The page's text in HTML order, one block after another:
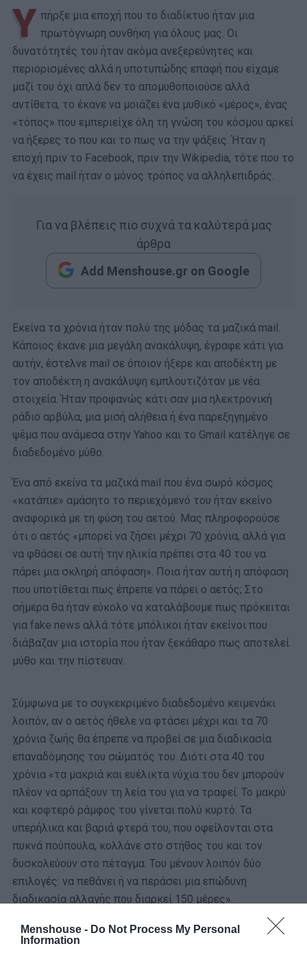
Menshouse - Do Not Process My Personal
Information
Υ πήρξε μια εποχή που το διαδίκτυο ήταν μια
πρωτόγνωρη συνθήκη για όλους μας. Οι
δυνατότητές του ήταν ακόμα ανεξερεύνητες και
περιορισμένες αλλά η υποτυπώδης επαφή που είχαμε
μαζί του όχι απλά δεν το απομυθοποιούσε αλλά
αντίθετα, το έκανε να μοιάζει ένα μυθικό «μέρος», ένας
«τόπος» που εμπεριείχε όλη τη γνώση του κόσμου αρκεί
να ήξερες το που και το πως να την ψάξεις. Ήταν η
εποχή πριν το Facebook, πριν την Wikipedia, τότε που το
να έχεις mail ήταν ο μόνος τρόπος να αλληλεπιδράς.
Για να βλέπεις πιο συχνά τα καλύτερά μας
άρθρα
Add Menshouse.gr on Google
Εκείνα τα χρόνια ήταν πολύ της μόδας τα μαζικά mail.
Κάποιος έκανε μια μεγάλη ανακάλυψη, έγραφε κάτι για
αυτήν, έστελνε mail σε όποιον ήξερε και αποδέκτη με
τον αποδέκτη η ανακάλυψη εμπλουτιζόταν με νέα
στοιχεία. Ήταν προφανώς κάτι σαν μια ηλεκτρονική
ράδιο αρβύλα, μια μισή αλήθεια ή ένα παρεξηγημένο
ψέμα που ανάμεσα στην Yahoo και το Gmail κατέληγε σε
διαδεδομένο μύθο.
Ένα από εκείνα τα μαζικά mail που ένα σωρό κόσμος
«κατάπιε» αμάσητο το περιεχόμενό του ήταν εκείνο
αναφορικά με τη φύση του αετού. Μας πληροφορούσε
ότι ο αετός «μπορεί να ζήσει μέχρι 70 χρόνια, αλλά για
να φθάσει σε αυτή την ηλικία πρέπει στα 40 του να
πάρει μια σκληρή απόφαση». Ποια ήταν αυτή η απόφαση
που υποτίθεται πως έπρεπε να πάρει ο αετός; Στο
σήμερα θα ήταν εύκολο να καταλάβουμε πως πρόκειται
για fake news αλλά τότε μπόλικοι ήταν εκείνοι που
διάβαζαν μια ιστορία που ήταν ξεκάθαρο πως αποτελεί
μύθο και την πίστευαν.
Σύμφωνα με το συγκεκριμένο διαδεδομένο κειμενάκι
λοιπόν, αν ο αετός ήθελε να φτάσει μέχρι και τα 70
χρόνια ζωής θα έπρεπε να προβεί σε μια διαδικασία
επαναδόμησης του σώματός του. Διότι στα 40 του
χρόνια «τα μακριά και ευέλικτα νύχια του δεν μπορούν
πλέον να αρπάξουν τη λεία του για να τραφεί. Το μακρύ
και κοφτερό ράμφος του γίνεται πολύ κυρτό. Τα
υπερήλικα και βαριά φτερά του, που οφείλονται στα
πυκνά πούπουλα, κολλάνε στο στήθος του και τον
δυσκολεύουν στο πέταγμα. Του μένουν λοιπόν δύο
επιλογές: να πεθάνει ή να περάσει μια επώδυνη
διαδικασία αλλαγής που διαρκεί 150 μέρες».